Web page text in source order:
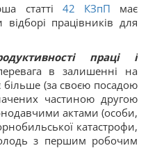
статті 42 КЗпП має
працівників для
праці і
в залишенні на
більше (за своєю посадою
частиною другою
актами (особи,
катастрофи,
з першим робочим